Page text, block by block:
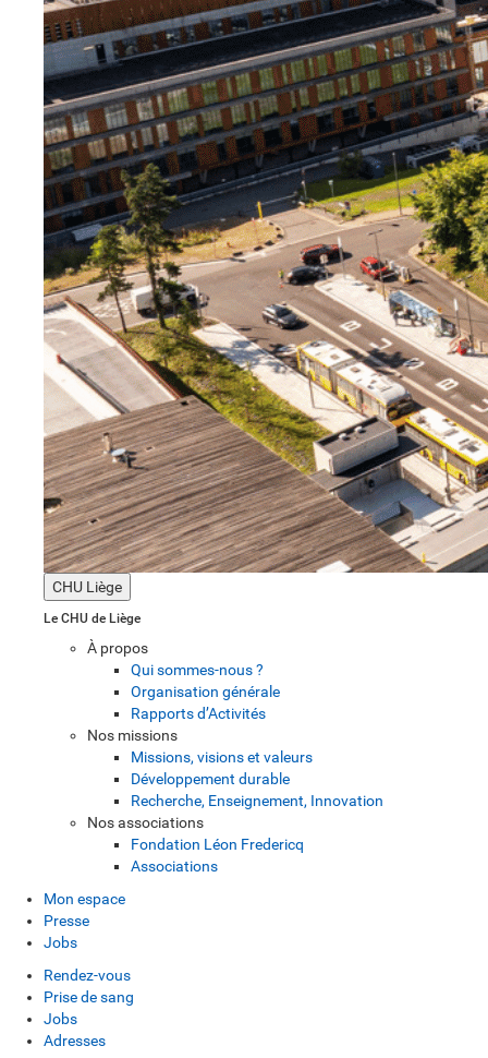
CHU Liège
Le CHU de Liège
À propos
Qui sommes-nous ?
Organisation générale
Rapports d’Activités
Nos missions
Missions, visions et valeurs
Développement durable
Recherche, Enseignement, Innovation
Nos associations
Fondation Léon Fredericq
Associations
Mon espace
Presse
Jobs
Rendez-vous
Prise de sang
Jobs
Adresses